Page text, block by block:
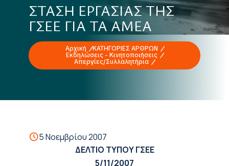
ΣΤΑΣΗ ΕΡΓΑΣΙΑΣ ΤΗΣ
ΓΣΕΕ ΓΙΑ ΤΑ ΑΜΕΑ
Αρχική
ΚΑΤΗΓΟΡΙΕΣ ΑΡΘΡΩΝ
Εκδηλώσεις - Κινητοποιήσεις
Απεργίες/Συλλαλητήρια
5 Νοεμβρίου 2007
ΔΕΛΤΙΟ ΤΥΠΟΥ ΓΣΕΕ
5/11/2007